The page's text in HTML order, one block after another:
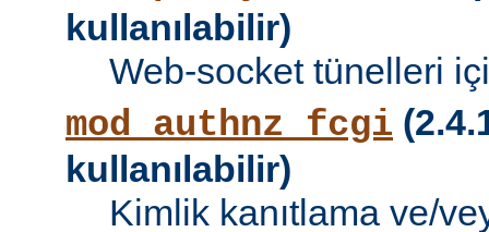
kullanılabilir)
Web-socket tünelleri
mod_authnz_fcgi
kullanılabilir)
Kimlik kanıtlama ve/